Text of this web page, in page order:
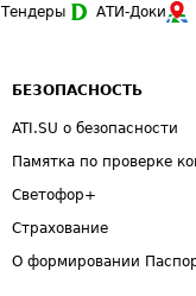
Тендеры АТИ-Доки
БЕЗОПАСНОСТЬ
ATI.SU о безопасности
Памятка по проверке
Светофор+
Страхование
О формировании